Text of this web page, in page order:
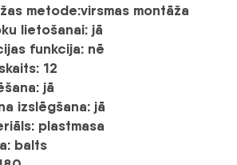
metode:virsmas montāža
lietošanai: jā
funkcija: nē
12
jā
izslēgšana: jā
plastmasa
balts